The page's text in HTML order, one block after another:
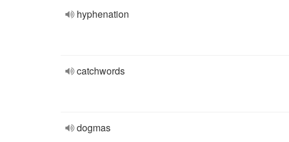
hyphenation
catchwords
dogmas